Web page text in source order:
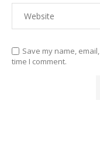
Save my name,
time I comment.